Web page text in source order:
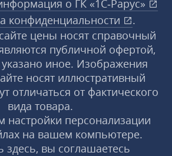
о ГК «1С‑Рарус»
конфиденциальности
.
цены носят справочный
публичной офертой,
иное. Изображения
носят иллюстративный
отличаться от фактического
вида товара.
настройки персонализации
на вашем компьютере.
здесь, вы соглашаетесь